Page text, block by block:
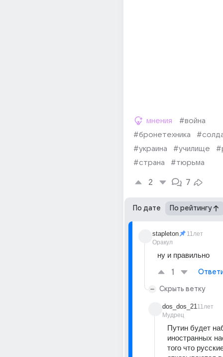
мнения
#война
#бронетехника
#украина
#училище
#страна
#тюрьма
2 7
По дате По рейтингу
stapleton
Оракул
11лет
ну и правильно
1
Скрыть ветку
dos_dos_21
Мудрец
11лет
Путин будет
иностранных
того что